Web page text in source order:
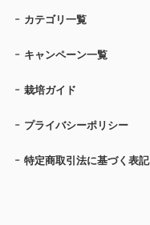
カテゴリ一覧
キャンペーン一覧
栽培ガイド
プライバシーポリシー
特定商取引法に基づく表記